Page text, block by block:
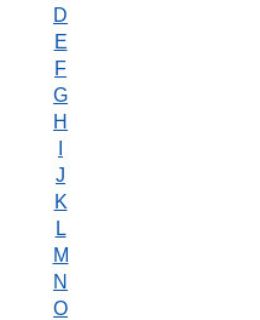
D
E
F
G
H
J
K
L
M
N
O